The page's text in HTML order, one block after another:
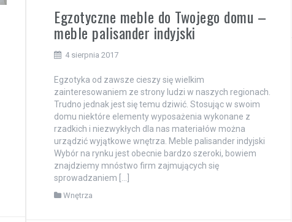
Egzotyczne meble do Twojego domu –
meble palisander indyjski
4 sierpnia 2017
Egzotyka od zawsze cieszy się wielkim
zainteresowaniem ze strony ludzi w naszych regionach.
Trudno jednak jest się temu dziwić. Stosując w swoim
domu niektóre elementy wyposażenia wykonane z
rzadkich i niezwykłych dla nas materiałów można
urządzić wyjątkowe wnętrza. Meble palisander indyjski
Wybór na rynku jest obecnie bardzo szeroki, bowiem
znajdziemy mnóstwo firm zajmujących się
sprowadzaniem […]
Wnętrza